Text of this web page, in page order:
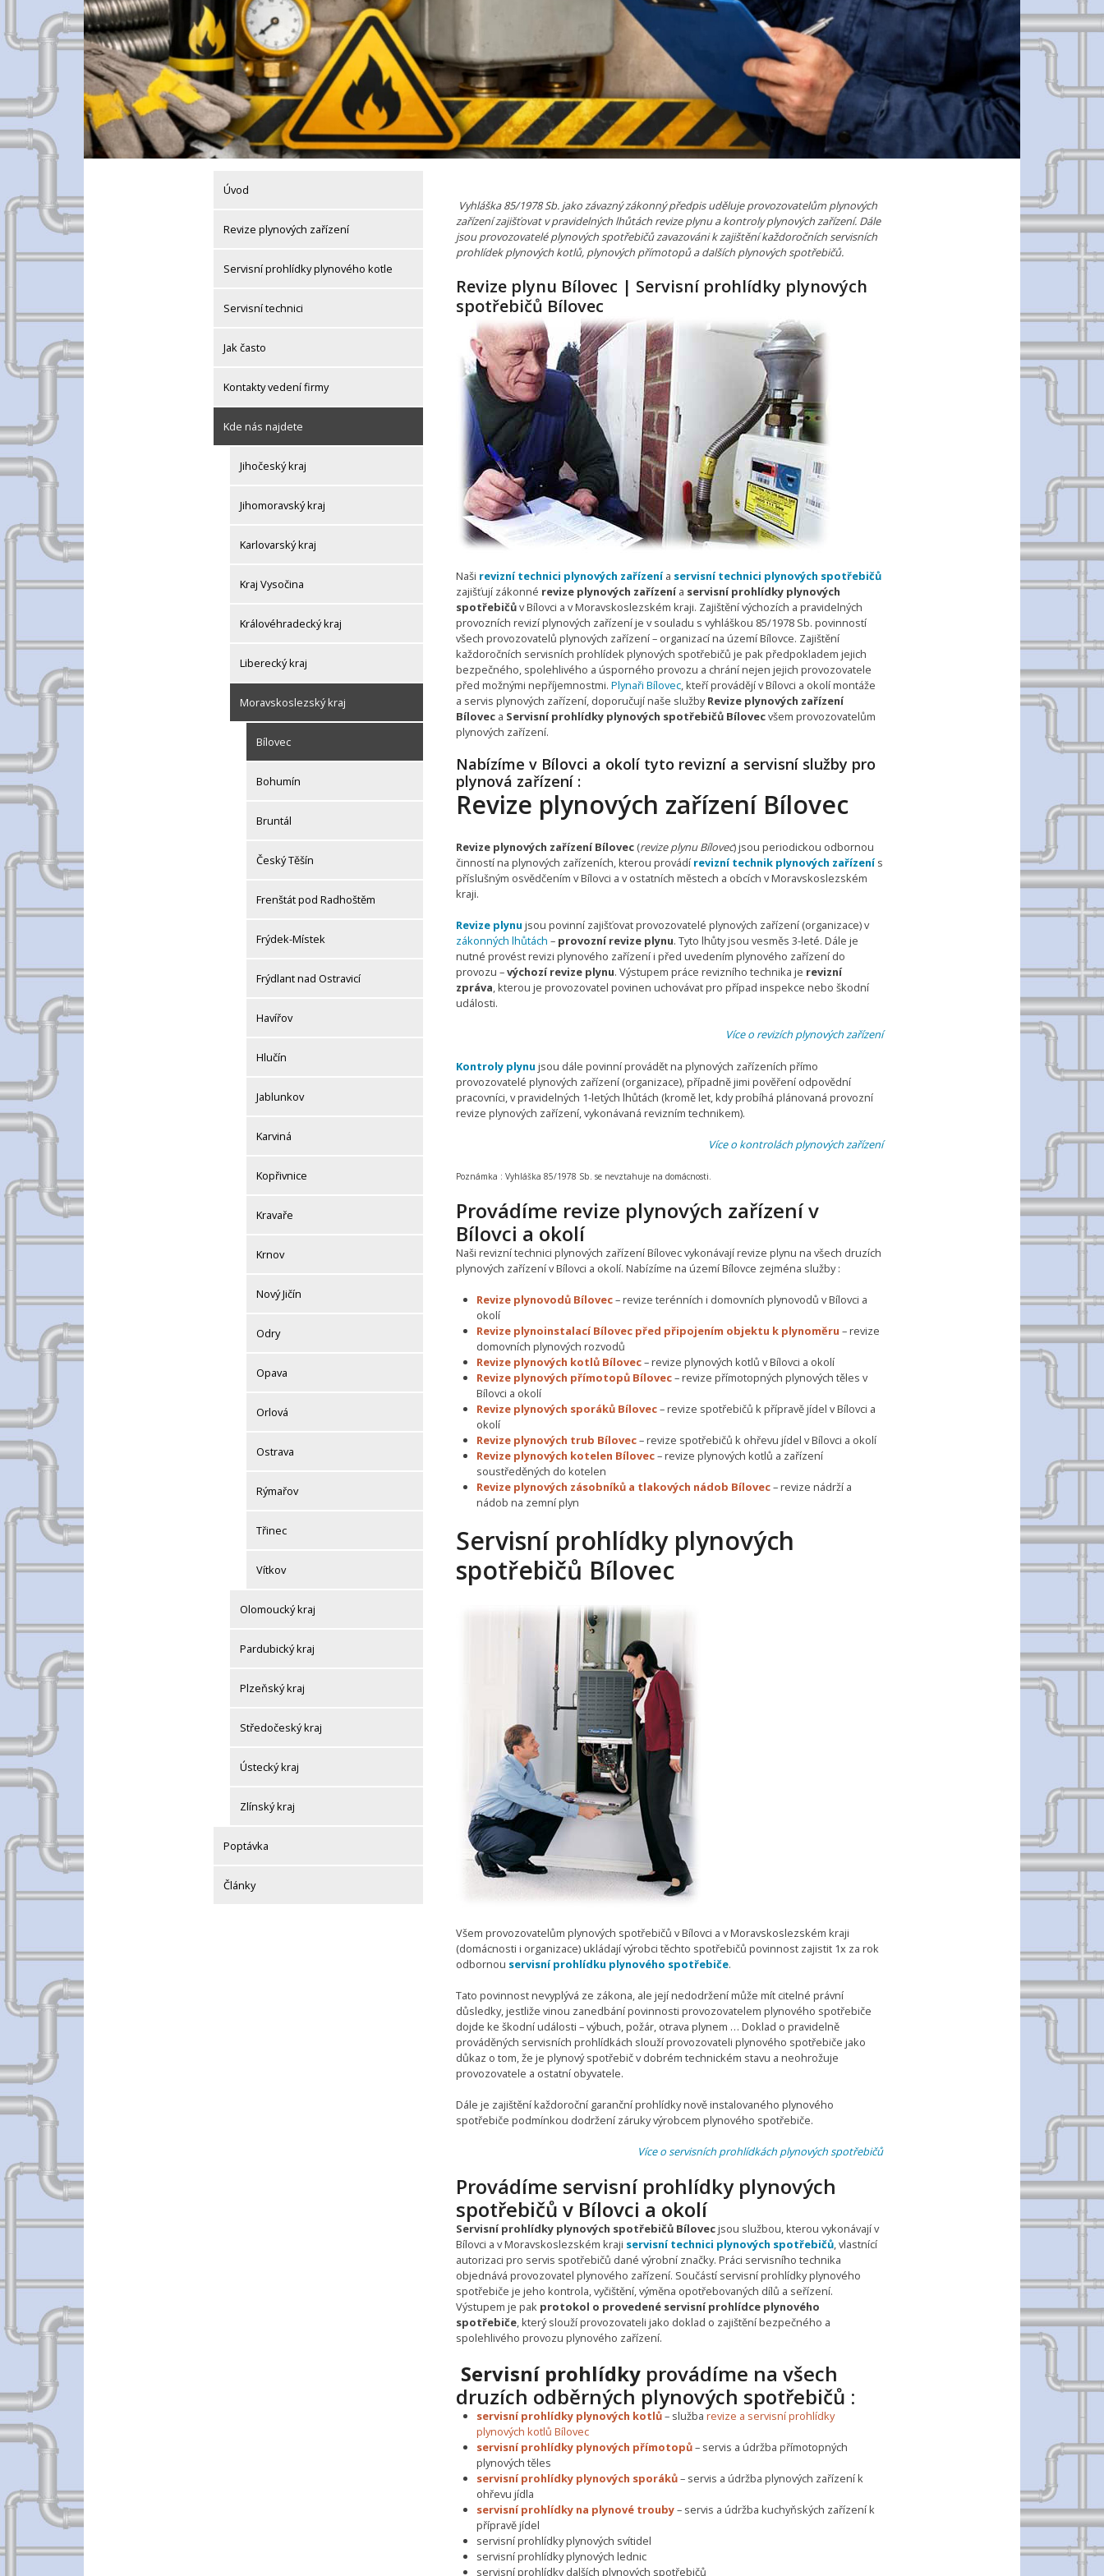
Úvod
Revize plynových zařízení
Servisní prohlídky plynového kotle
Servisní technici
Jak často
Kontakty vedení firmy
Kde nás najdete
Jihočeský kraj
Jihomoravský kraj
Karlovarský kraj
Kraj Vysočina
Královéhradecký kraj
Liberecký kraj
Moravskoslezský kraj
Bílovec
Bohumín
Bruntál
Český Těšín
Frenštát pod Radhoštěm
Frýdek-Místek
Frýdlant nad Ostravicí
Havířov
Hlučín
Jablunkov
Karviná
Kopřivnice
Kravaře
Krnov
Nový Jičín
Odry
Opava
Orlová
Ostrava
Rýmařov
Třinec
Vítkov
Olomoucký kraj
Pardubický kraj
Plzeňský kraj
Středočeský kraj
Ústecký kraj
Zlínský kraj
Poptávka
Články
Vyhláška 85/1978 Sb. jako závazný zákonný předpis uděluje provozovatelům plynových
zařízení zajišťovat v pravidelných lhůtách revize plynu a kontroly plynových zařízení. Dále
jsou provozovatelé plynových spotřebičů zavazováni k zajištění každoročních servisních
prohlídek plynových kotlů, plynových přímotopů a dalších plynových spotřebičů.
Revize plynu Bílovec | Servisní prohlídky plynových
spotřebičů Bílovec
Naši revizní technici plynových zařízenía servisní technici plynových spotřebičů
zajišťují zákonné revize plynových zařízenía servisní prohlídky plynových
spotřebičův Bílovci a v Moravskoslezském kraji. Zajištění výchozích a pravidelných
provozních revizí plynových zařízení je v souladu s vyhláškou 85/1978 Sb. povinností
všech provozovatelů plynových zařízení – organizací na území Bílovce. Zajištění
každoročních servisních prohlídek plynových spotřebičů je pak předpokladem jejich
bezpečného, spolehlivého a úsporného provozu a chrání nejen jejich provozovatele
před možnými nepříjemnostmi. Plynaři Bílovec, kteří provádějí v Bílovci a okolí montáže
a servis plynových zařízení, doporučují naše službyRevize plynových zařízení
Bíloveca Servisní prohlídky plynových spotřebičů Bílovecvšem provozovatelům
plynových zařízení.
Nabízíme v Bílovci a okolí tyto revizní a servisní služby pro
plynová zařízení :
Revize plynových zařízení Bílovec
Revize plynových zařízení Bílovec (revize plynu Bílovec) jsou periodickou odbornou
činností na plynových zařízeních, kterou provádí revizní technik plynových zařízenís
příslušným osvědčením v Bílovci a v ostatních městech a obcích v Moravskoslezském
kraji.
Revize plynu jsou povinní zajišťovat provozovatelé plynových zařízení (organizace) v
zákonných lhůtách – provozní revize plynu. Tyto lhůty jsou vesměs 3-leté. Dále je
nutné provést revizi plynového zařízení i před uvedením plynového zařízení do
provozu –výchozí revize plynu. Výstupem práce revizního technika je revizní
zpráva, kterou je provozovatel povinen uchovávat pro případ inspekce nebo škodní
události.
Více o revizích plynových zařízení
Kontroly plynu jsou dále povinní provádět na plynových zařízeních přímo
provozovatelé plynových zařízení (organizace), případně jimi pověření odpovědní
pracovníci, v pravidelných 1-letých lhůtách (kromě let, kdy probíhá plánovaná provozní
revize plynových zařízení, vykonávaná revizním technikem).
Více o kontrolách plynových zařízení
Poznámka : Vyhláška 85/1978 Sb. se nevztahuje na domácnosti.
Provádíme revize plynových zařízení v
Bílovci a okolí
Naši revizní technici plynových zařízení Bílovec vykonávají revize plynu na všech druzích
plynových zařízení v Bílovci a okolí. Nabízíme na území Bílovce zejména služby :
Revize plynovodů Bílovec– revize terénních i domovních plynovodů v Bílovci a
okolí
Revize plynoinstalací Bílovec před připojením objektu k plynoměru – revize
domovních plynových rozvodů
Revize plynových kotlů Bílovec– revize plynových kotlů v Bílovci a okolí
Revize plynových přímotopů Bílovec– revize přímotopných plynových těles v
Bílovci a okolí
Revize plynových sporáků Bílovec– revize spotřebičů k přípravě jídel v Bílovci a
okolí
Revize plynových trub Bílovec– revize spotřebičů k ohřevu jídel v Bílovci a okolí
Revize plynových kotelen Bílovec– revize plynových kotlů a zařízení
soustředěných do kotelen
Revize plynových zásobníků a tlakových nádob Bílovec– revize nádrží a
nádob na zemní plyn
Servisní prohlídky plynových
spotřebičů Bílovec
Všem provozovatelům plynových spotřebičů v Bílovci a v Moravskoslezském kraji
(domácnosti i organizace) ukládají výrobci těchto spotřebičů povinnost zajistit 1x za rok
odbornou servisní prohlídku plynového spotřebiče.
Tato povinnost nevyplývá ze zákona, ale její nedodržení může mít citelné právní
důsledky, jestliže vinou zanedbání povinnosti provozovatelem plynového spotřebiče
dojde ke škodní události – výbuch, požár, otrava plynem … Doklad o pravidelně
prováděných servisních prohlídkách slouží provozovateli plynového spotřebiče jako
důkaz o tom, že je plynový spotřebič v dobrém technickém stavu a neohrožuje
provozovatele a ostatní obyvatele.
Dále je zajištění každoroční garanční prohlídky nově instalovaného plynového
spotřebiče podmínkou dodržení záruky výrobcem plynového spotřebiče.
Více o servisních prohlídkách plynových spotřebičů
Provádíme servisní prohlídky plynových
spotřebičů v Bílovci a okolí
Servisní prohlídky plynových spotřebičů Bílovecjsou službou, kterou vykonávají v
Bílovci a v Moravskoslezském kraji servisní technici plynových spotřebičů, vlastnící
autorizaci pro servis spotřebičů dané výrobní značky. Práci servisního technika
objednává provozovatel plynového zařízení. Součástí servisní prohlídky plynového
spotřebiče je jeho kontrola, vyčištění, výměna opotřebovaných dílů a seřízení.
Výstupem je pak protokol o provedené servisní prohlídce plynového
spotřebiče, který slouží provozovateli jako doklad o zajištění bezpečného a
spolehlivého provozu plynového zařízení.
Servisní prohlídkyprovádíme na všech
druzích odběrných plynových spotřebičů :
servisní prohlídky plynových kotlů– službarevize a servisní prohlídky
plynových kotlů Bílovec
servisní prohlídky plynových přímotopů– servis a údržba přímotopných
plynových těles
servisní prohlídky plynových sporáků– servis a údržba plynových zařízení k
ohřevu jídla
servisní prohlídky na plynové trouby– servis a údržba kuchyňských zařízení k
přípravě jídel
servisní prohlídky plynových svítidel
servisní prohlídky plynových lednic
servisní prohlídky dalších plynových spotřebičů